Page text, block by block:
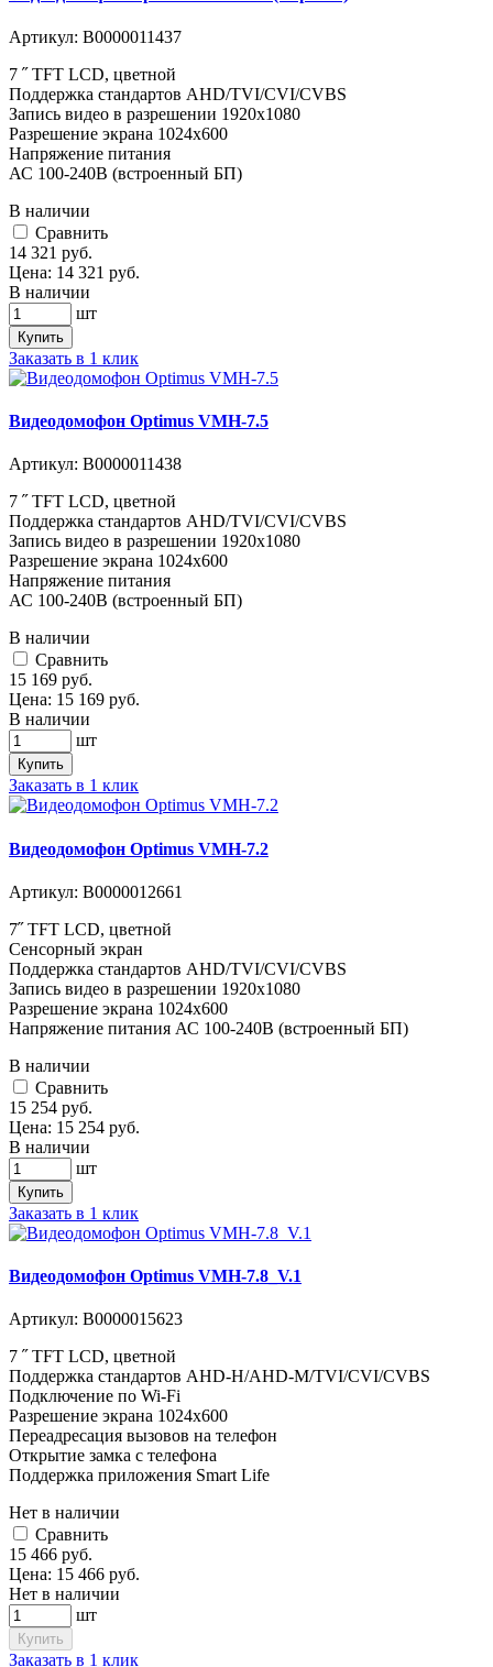
Артикул: В0000011437
7 ˝ TFT LCD, цветной
Поддержка стандартов AHD/TVI/CVI/CVBS
Запись видео в разрешении 1920х1080
Разрешение экрана 1024x600
Напряжение питания
АС 100-240В (встроенный БП)
В наличии
Cравнить
14 321 руб.
Цена: 14 321 руб.
В наличии
шт
Купить
Заказать в 1 клик
Видеодомофон Optimus VMH-7.5
Артикул: В0000011438
7 ˝ TFT LCD, цветной
Поддержка стандартов AHD/TVI/CVI/CVBS
Запись видео в разрешении 1920х1080
Разрешение экрана 1024x600
Напряжение питания
АС 100-240В (встроенный БП)
В наличии
Cравнить
15 169 руб.
Цена: 15 169 руб.
В наличии
шт
Купить
Заказать в 1 клик
Видеодомофон Optimus VMH-7.2
Артикул: В0000012661
7˝ TFT LCD, цветной
Сенсорный экран
Поддержка стандартов AHD/TVI/CVI/CVBS
Запись видео в разрешении 1920х1080
Разрешение экрана 1024x600
Напряжение питания АС 100-240В (встроенный БП)
В наличии
Cравнить
15 254 руб.
Цена: 15 254 руб.
В наличии
шт
Купить
Заказать в 1 клик
Видеодомофон Optimus VMH-7.8_V.1
Артикул: В0000015623
7 ˝ TFT LCD, цветной
Поддержка стандартов AHD-H/AHD-M/TVI/CVI/CVBS
Подключение по Wi-Fi
Разрешение экрана 1024x600
Переадресация вызовов на телефон
Открытие замка с телефона
Поддержка приложения Smart Life
Нет в наличии
Cравнить
15 466 руб.
Цена: 15 466 руб.
Нет в наличии
шт
Купить
Заказать в 1 клик